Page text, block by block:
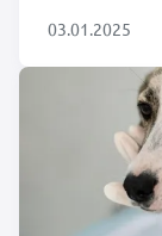
03.01.2025